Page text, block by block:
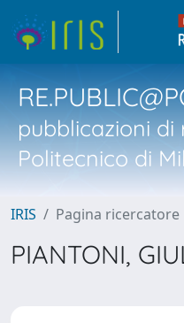
pubblicazioni di
Politecnico di
IRIS Pagina ricercatore
PIANTONI,